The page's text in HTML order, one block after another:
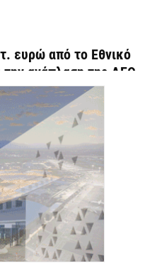
ευρώ από το Εθνικό
ανάπλαση της ΔΕΘ
των δικαιούχων
Εστίας
ευρώ τα
κέρδη